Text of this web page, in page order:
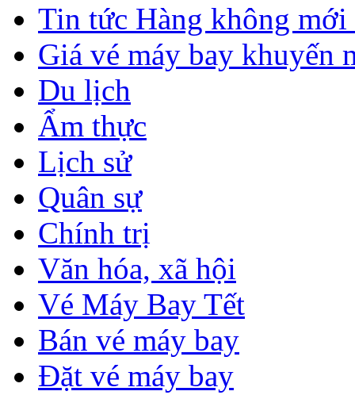
Tin tức Hàng không mới
Giá vé máy bay khuyến
Du lịch
Ẩm thực
Lịch sử
Quân sự
Chính trị
Văn hóa, xã hội
Vé Máy Bay Tết
Bán vé máy bay
Đặt vé máy bay